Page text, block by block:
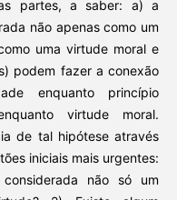
partes, a saber: a) a
não apenas como um
uma virtude moral e
podem fazer a conexão
enquanto princípio
virtude moral.
de tal hipótese através
iniciais mais urgentes:
não só um